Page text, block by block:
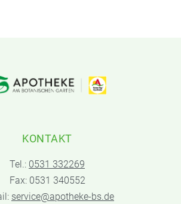
KONTAKT
Tel.: 0531 332269
Fax: 0531 340552
service@apotheke-bs.de